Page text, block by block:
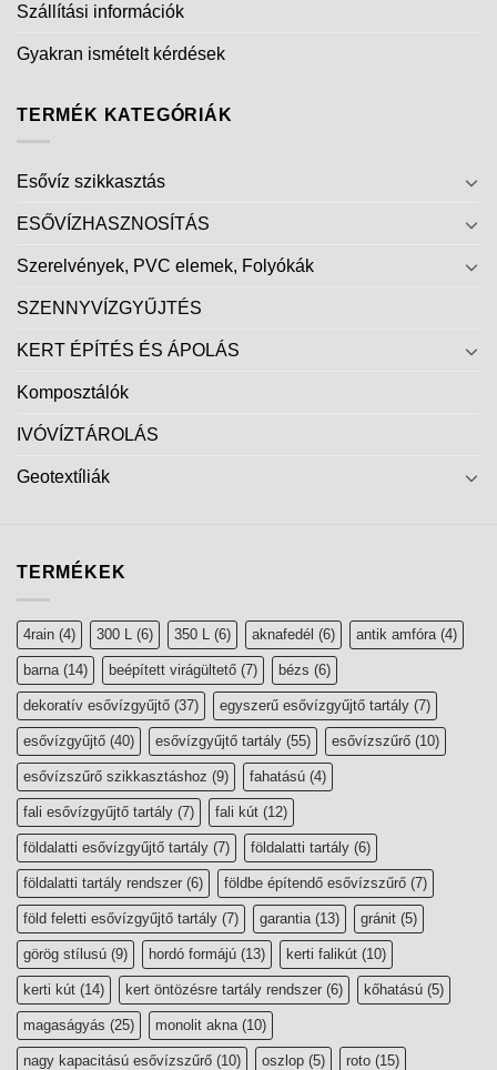
Szállítási információk
Gyakran ismételt kérdések
TERMÉK KATEGÓRIÁK
Esővíz szikkasztás
ESŐVÍZHASZNOSÍTÁS
Szerelvények, PVC elemek, Folyókák
SZENNYVÍZGYŰJTÉS
KERT ÉPÍTÉS ÉS ÁPOLÁS
Komposztálók
IVÓVÍZTÁROLÁS
Geotextíliák
TERMÉKEK
4rain (4) 300 L (6) 350 L (6) aknafedél (6) antik amfóra (4)
barna (14) beépített virágültető (7) bézs (6)
dekoratív esővízgyűjtő (37) egyszerű esővízgyűjtő tartály (7)
esővízgyűjtő (40) esővízgyűjtő tartály (55) esővízszűrő (10)
esővízszűrő szikkasztáshoz (9) fahatású (4)
fali esővízgyűjtő tartály (7) fali kút (12)
földalatti esővízgyűjtő tartály (7) földalatti tartály (6)
földalatti tartály rendszer (6) földbe építendő esővízszűrő (7)
föld feletti esővízgyűjtő tartály (7) garantia (13) gránit (5)
görög stílusú (9) hordó formájú (13) kerti falikút (10)
kerti kút (14) kert öntözésre tartály rendszer (6) kőhatású (5)
magaságyás (25) monolit akna (10)
nagy kapacitású esővízszűrő (10) oszlop (5) roto (15)